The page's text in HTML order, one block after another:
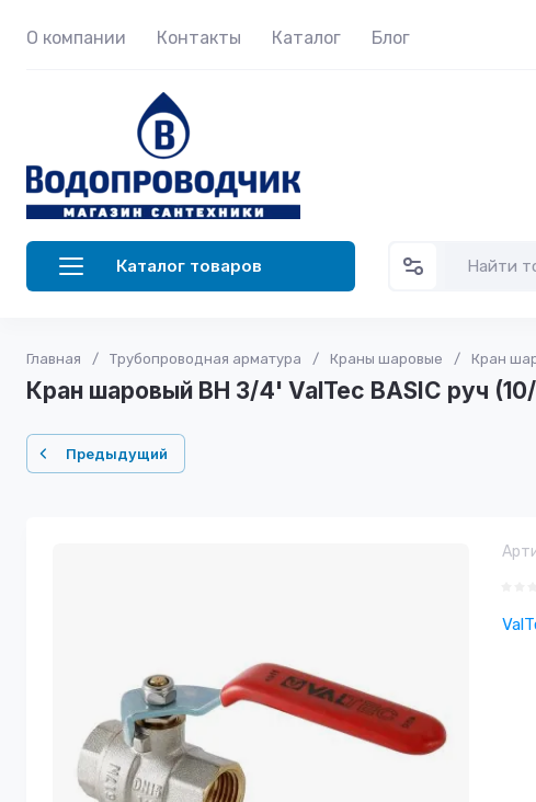
О компании Контакты Каталог Блог
Каталог товаров
Главная / Трубопроводная арматура / Краны шаровые / Кран
Кран шаровый ВН 3/4' ValTec BASIC руч
Предыдущий